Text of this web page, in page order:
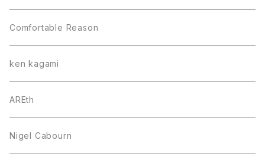
Comfortable Reason
ken kagami
AREth
Nigel Cabourn